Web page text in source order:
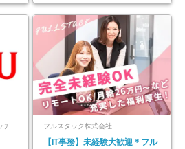
富士通株式会社【ポジションマッチ登録】 フルスタック株式会社
【IT事務】未経験大歓迎＊フル